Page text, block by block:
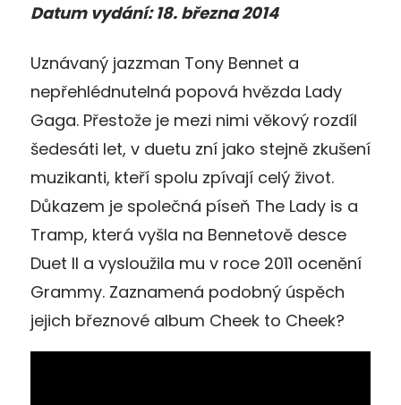
Datum vydání: 18. března 2014
Uznávaný jazzman Tony Bennet a
nepřehlédnutelná popová hvězda Lady
Gaga. Přestože je mezi nimi věkový rozdíl
šedesáti let, v duetu zní jako stejně zkušení
muzikanti, kteří spolu zpívají celý život.
Důkazem je společná píseň The Lady is a
Tramp, která vyšla na Bennetově desce
Duet II a vysloužila mu v roce 2011 ocenění
Grammy. Zaznamená podobný úspěch
jejich březnové album Cheek to Cheek?